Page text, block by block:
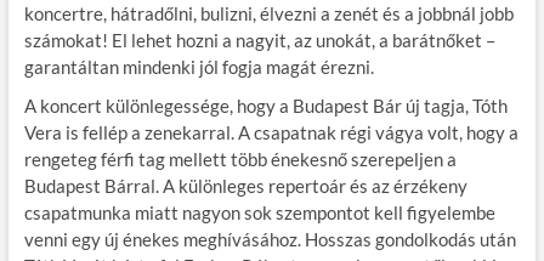
koncertre, hátradőlni, bulizni, élvezni a zenét és a jobbnál jobb
számokat! El lehet hozni a nagyit, az unokát, a barátnőket –
garantáltan mindenki jól fogja magát érezni.
A koncert különlegessége, hogy a Budapest Bár új tagja, Tóth
Vera is fellép a zenekarral. A csapatnak régi vágya volt, hogy a
rengeteg férfi tag mellett több énekesnő szerepeljen a
Budapest Bárral. A különleges repertoár és az érzékeny
csapatmunka miatt nagyon sok szempontot kell figyelembe
venni egy új énekes meghívásához. Hosszas gondolkodás után